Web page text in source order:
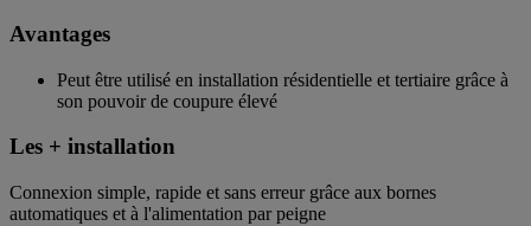
Avantages
Peut être utilisé en installation résidentielle et tertiaire grâce à
son pouvoir de coupure élevé
Les + installation
Connexion simple, rapide et sans erreur grâce aux bornes
automatiques et à l'alimentation par peigne